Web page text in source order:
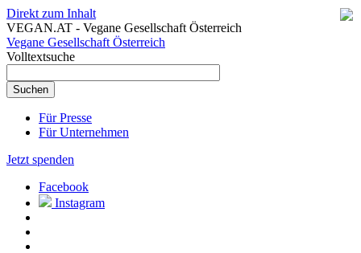
Direkt zum Inhalt
VEGAN.AT - Vegane Gesellschaft Österreich
Vegane Gesellschaft Österreich
Volltextsuche
Für Presse
Für Unternehmen
Jetzt spenden
Facebook
Instagram